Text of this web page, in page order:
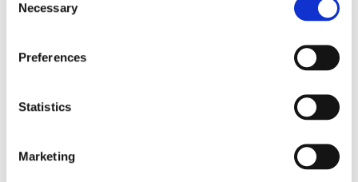
Selection
Necessary
Preferences
Statistics
Marketing